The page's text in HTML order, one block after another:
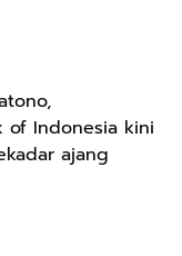
of Indonesia kini
ajang